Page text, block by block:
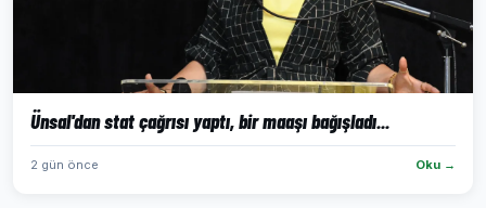
Ünsal'dan stat çağrısı yaptı, bir maaşı bağışladı...
2 gün önce Oku →